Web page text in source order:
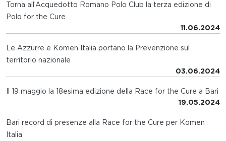
Torna all’Acquedotto Romano Polo Club la terza edizione di
Polo for the Cure
11.06.2024
Le Azzurre e Komen Italia portano la Prevenzione sul
territorio nazionale
03.06.2024
Il 19 maggio la 18esima edizione della Race for the Cure a Bari
19.05.2024
Bari record di presenze alla Race for the Cure per Komen
Italia